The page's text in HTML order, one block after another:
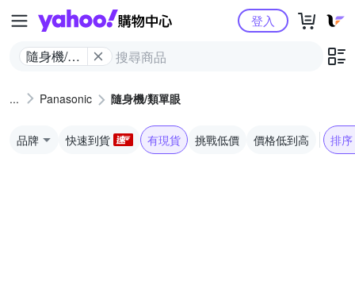
Yahoo購物中心
隨身機/類
登入
Panasonic 隨身機/類單眼
品牌 快速到貨 有現貨 挑戰低價 價格低到高 排序